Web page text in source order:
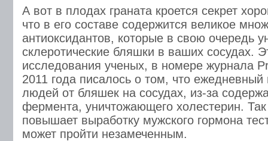
А вот в плодах граната кроется секрет
что в его составе содержится великое
антиоксидантов, которые в свою очередь
склеротические бляшки в ваших сосудах.
исследования ученых, в номере журнала
2011 года писалось о том, что
людей от бляшек на сосудах, из-за
фермента, уничтожающего холестерин.
повышает выработку мужского гормона
может пройти незамеченным.